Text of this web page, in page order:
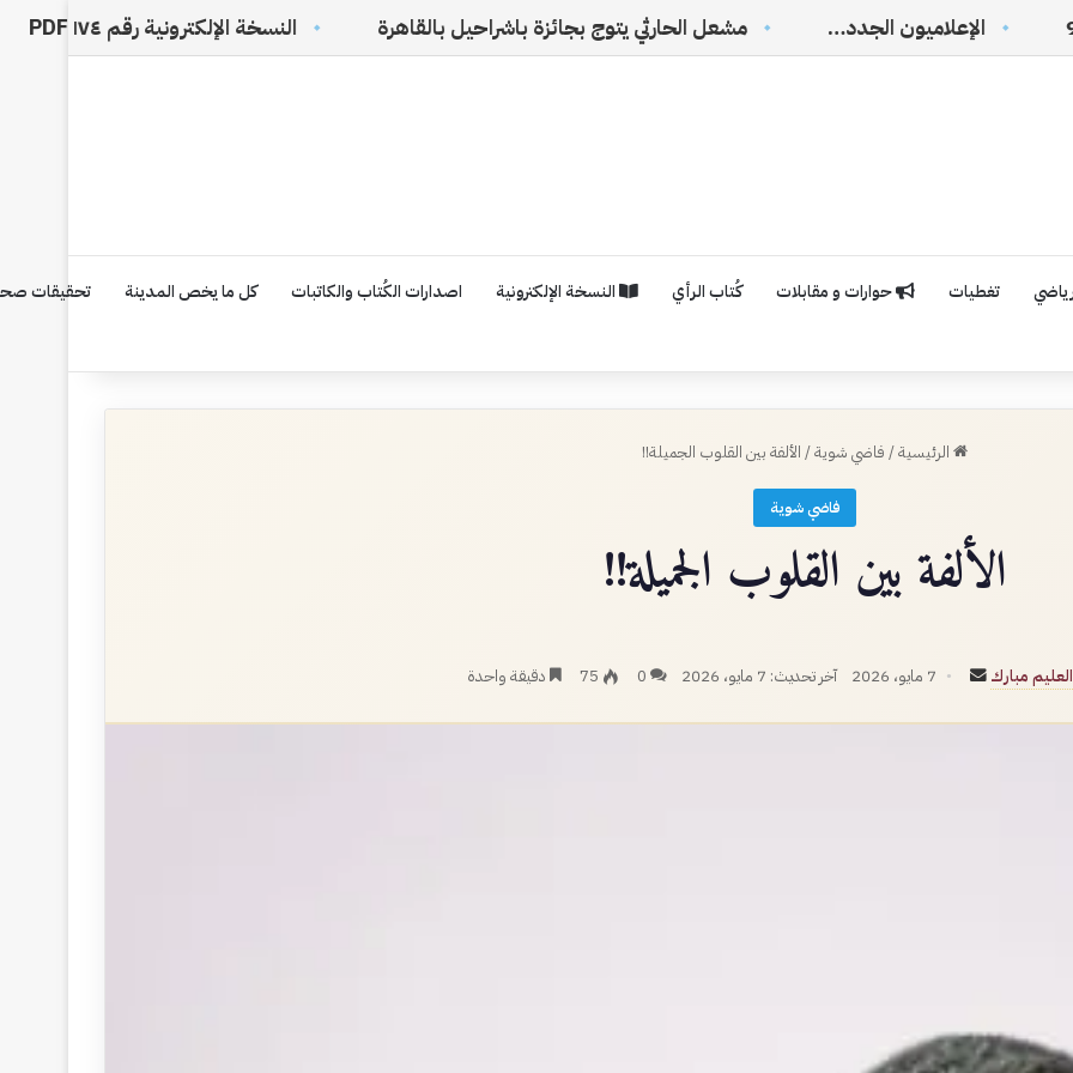
الجدد… ‏‎مشعل الحارثي يتوج بجائزة باشراحيل بالقاهرة النسخة الإلكترونية رقم ١٧٤ PDF في
تغطيات حوارات و مقابلات كُتاب الرأي النسخة الإلكترونية اصدارات الكُتاب والكاتبات كل ما يخص المدينة تحقيقات
الرئيسية/ فاضي شوية/ الألفة بين القلوب الجميلة!!
فاضي شوية
الألفة بين القلوب الجميلة!!
مبارك
أرسل
إلكترونيا
7 مايو، 2026 آخر تحديث: 7 مايو، 2026 0
75 دقيقة واحدة